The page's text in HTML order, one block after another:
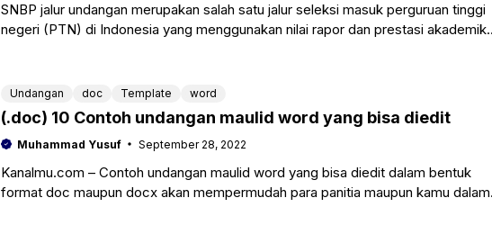
SNBP jalur undangan merupakan salah satu jalur seleksi masuk perguruan tinggi
negeri (PTN) di Indonesia yang menggunakan nilai rapor dan prestasi akademik
Undangan doc Template word
(.doc) 10 Contoh undangan maulid word yang bisa diedit
Muhammad Yusuf September 28, 2022
Kanalmu.com – Contoh undangan maulid word yang bisa diedit dalam bentuk
format doc maupun docx akan mempermudah para panitia maupun kamu dalam